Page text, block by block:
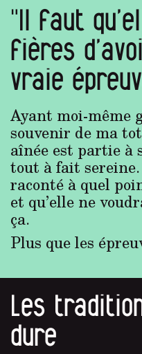
"Il faut
fières
vraie
Ayant moi-même
souvenir de ma
aînée est partie à
tout à fait
raconté à quel
et qu’elle ne
ça.
Plus que les
Les
dure